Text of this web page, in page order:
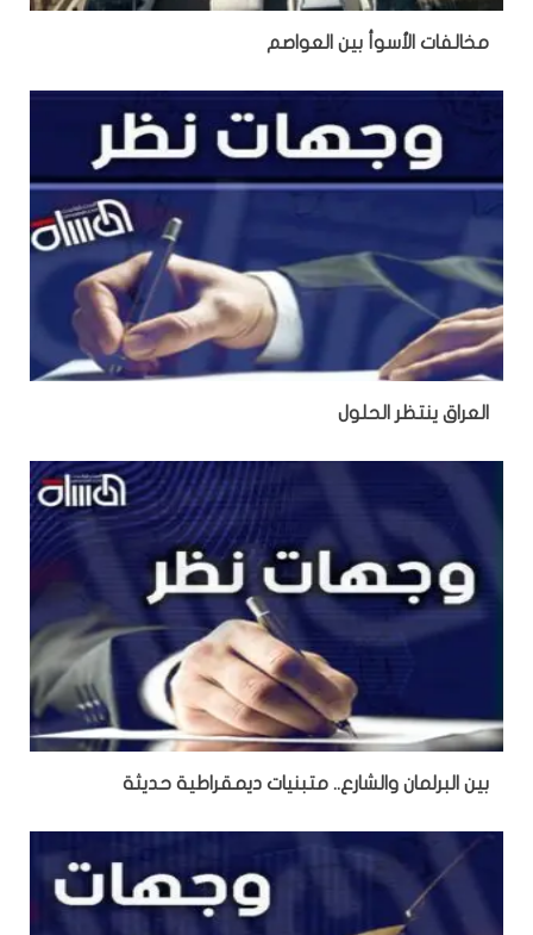
‏مخالفات الأسوأ بين العواصم
العراق ينتظر الحلول
بين البرلمان والشارع.. متبنيات ديمقراطية حديثة